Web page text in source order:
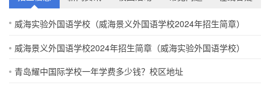
威海实验外国语学校（威海景义外国语学校2024年招生简章）
威海景义外国语学校2024年招生简章（威海实验外国语学校）
青岛耀中国际学校一年学费多少钱？校区地址